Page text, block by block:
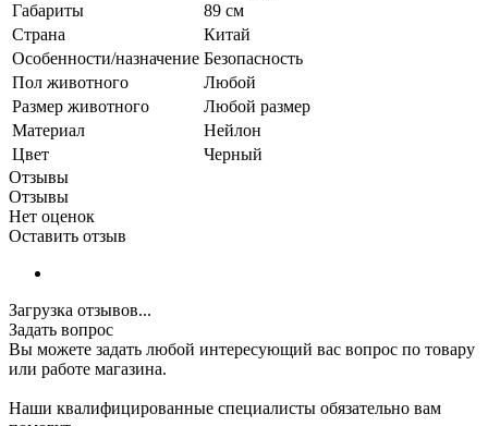
Габариты
89 см
Страна
Китай
Особенности/назначение Безопасность
Пол животного
Любой
Размер животного
Любой размер
Материал
Нейлон
Цвет
Черный
Отзывы
Отзывы
Нет оценок
Оставить отзыв
Загрузка отзывов...
Задать вопрос
Вы можете задать любой интересующий вас вопрос по товару
или работе магазина.
Наши квалифицированные специалисты обязательно вам